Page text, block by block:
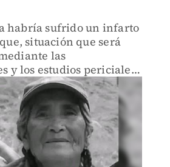
habría sufrido un infarto
situación que será
las
y los estudios periciales